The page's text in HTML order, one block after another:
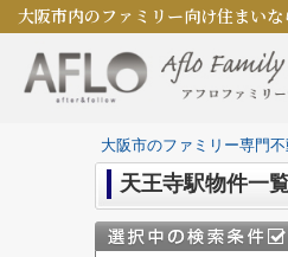
大阪市内のファミリー向け住まい
大阪市のファミリー専門
天王寺駅物件一